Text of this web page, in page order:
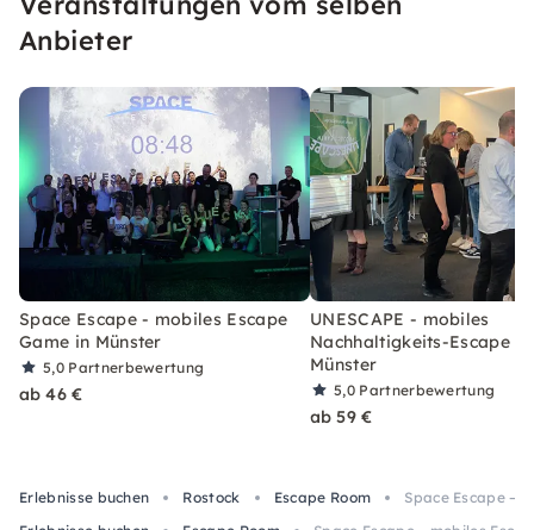
Anbieter
Space Escape - mobiles Escape
Game in Münster
5,0 Partnerbewertung
ab 46 €
UNESCAPE - mobiles
Nachhaltigkeits-Escape
Münster
5,0 Partnerbewertung
ab 59 €
Erlebnisse buchen Rostock Escape Room
Space Escape –